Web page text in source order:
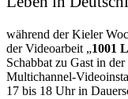
während der Kieler
der Videoarbeit „1001
Schabbat zu Gast in
Multichannel-
17 bis 18 Uhr in